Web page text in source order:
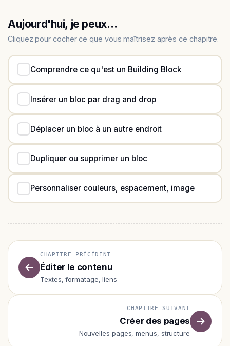
Aujourd'hui, je peux…
Cliquez pour cocher ce que vous maîtrisez après ce chapitre.
Comprendre ce qu'est un Building Block
Insérer un bloc par drag and drop
Déplacer un bloc à un autre endroit
Dupliquer ou supprimer un bloc
Personnaliser couleurs, espacement, image
CHAPITRE PRÉCÉDENT
Éditer le contenu
Textes, formatage, liens
CHAPITRE SUIVANT
Créer des pages
Nouvelles pages, menus, structure